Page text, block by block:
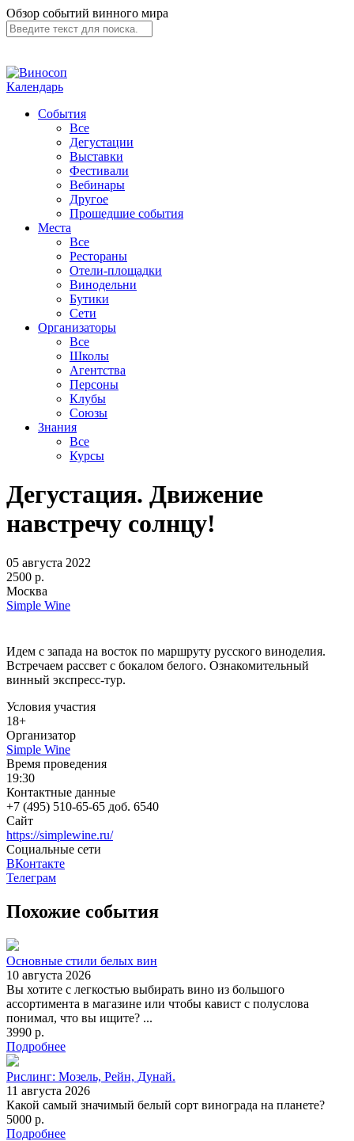
Обзор событий винного мира
Календарь
События
Все
Дегустации
Выставки
Фестивали
Вебинары
Другое
Прошедшие события
Места
Все
Рестораны
Отели-площадки
Винодельни
Бутики
Сети
Организаторы
Все
Школы
Агентства
Персоны
Клубы
Союзы
Знания
Все
Курсы
Дегустация. Движение
навстречу солнцу!
05 августа 2022
2500 р.
Москва
Simple Wine
Идем с запада на восток по маршруту русского виноделия.
Встречаем рассвет с бокалом белого. Ознакомительный
винный экспресс-тур.
Условия участия
18+
Организатор
Simple Wine
Время проведения
19:30
Контактные данные
+7 (495) 510-65-65 доб. 6540
Сайт
https://simplewine.ru/
Социальные сети
ВКонтакте
Телеграм
Похожие события
Основные стили белых вин
10 августа 2026
Вы хотите с легкостью выбирать вино из большого
ассортимента в магазине или чтобы кавист с полуслова
понимал, что вы ищите? ...
3990 р.
Подробнее
Рислинг: Мозель, Рейн, Дунай.
11 августа 2026
Какой самый значимый белый сорт винограда на планете?
5000 р.
Подробнее